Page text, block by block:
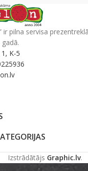
ir pilna servisa
K-5
Izstrādātājs Graphic.lv.